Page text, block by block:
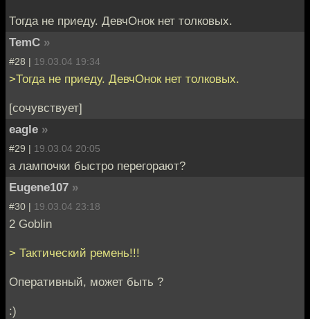
Тогда не приеду. ДевчОнок нет толковых.
TemC »
#28 | 19.03.04 19:34
>Тогда не приеду. ДевчОнок нет толковых.
[сочувствует]
eagle »
#29 | 19.03.04 20:05
а лампочки быстро перегорают?
Eugene107 »
#30 | 19.03.04 23:18
2 Goblin
> Тактический ремень!!!
Оперативный, может быть ?
:)